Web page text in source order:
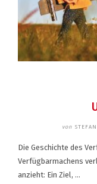
von
Die Geschichte des
Verfügbarmachens
anzieht: Ein Ziel, …